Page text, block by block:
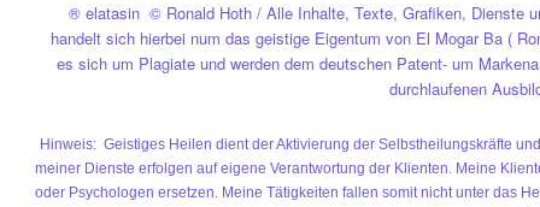
Hinweis: Geistiges Heilen dient der Aktivierung der Selbstheilungskräfte
meiner Dienste erfolgen auf eigene Verantwortung der Klienten. Meine
oder Psychologen ersetzen. Meine Tätigkeiten fallen somit nicht unter das
® elatasin © Ronald Hoth / Alle Inhalte, Texte, Grafiken, Dienste
handelt sich hierbei num das geistige Eigentum von El Mogar Ba (
es sich um Plagiate und werden dem deutschen Patent- um
durchlaufenen